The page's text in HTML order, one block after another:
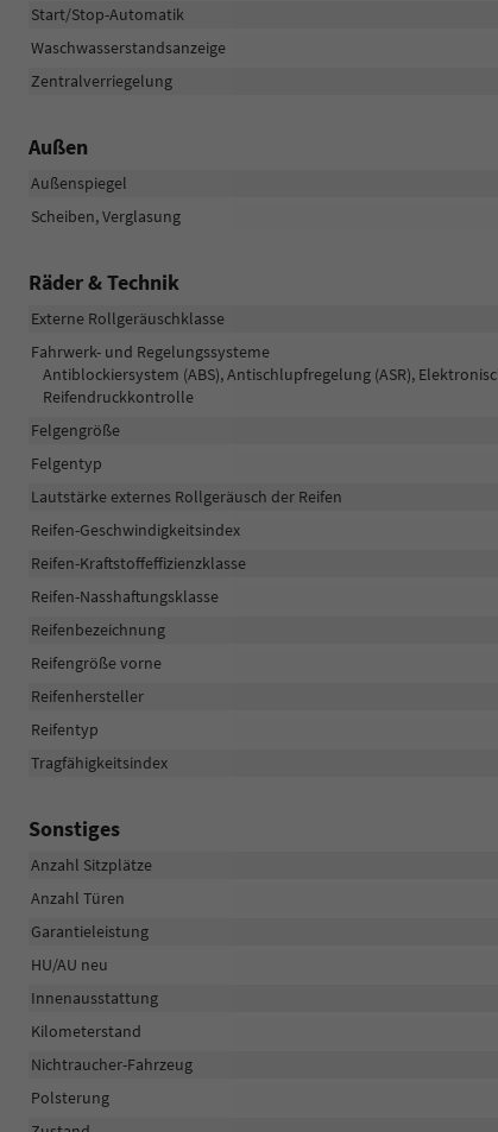
Start/Stop-Automatik
Waschwasserstandsanzeige
Zentralverriegelung
Außen
Außenspiegel
Scheiben, Verglasung
Räder & Technik
Externe Rollgeräuschklasse
Fahrwerk- und Regelungssysteme
Antiblockiersystem (ABS), Antischlupfregelung (ASR),
Reifendruckkontrolle
Felgengröße
Felgentyp
Lautstärke externes Rollgeräusch der Reifen
Reifen-Geschwindigkeitsindex
Reifen-Kraftstoffeffizienzklasse
Reifen-Nasshaftungsklasse
Reifenbezeichnung
Reifengröße vorne
Reifenhersteller
Reifentyp
Tragfähigkeitsindex
Sonstiges
Anzahl Sitzplätze
Anzahl Türen
Garantieleistung
HU/AU neu
Innenausstattung
Kilometerstand
Nichtraucher-Fahrzeug
Polsterung